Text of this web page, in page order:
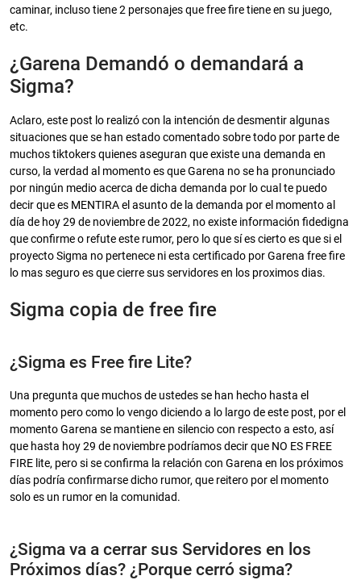
caminar, incluso tiene 2 personajes que free fire tiene en su juego,
etc.
¿Garena Demandó o demandará a
Sigma?
Aclaro, este post lo realizó con la intención de desmentir algunas
situaciones que se han estado comentado sobre todo por parte de
muchos tiktokers quienes aseguran que existe una demanda en
curso, la verdad al momento es que Garena no se ha pronunciado
por ningún medio acerca de dicha demanda por lo cual te puedo
decir que es MENTIRA el asunto de la demanda por el momento al
día de hoy 29 de noviembre de 2022, no existe información fidedigna
que confirme o refute este rumor, pero lo que sí es cierto es que si el
proyecto Sigma no pertenece ni esta certificado por Garena free fire
lo mas seguro es que cierre sus servidores en los proximos dias.
Sigma copia de free fire
¿Sigma es Free fire Lite?
Una pregunta que muchos de ustedes se han hecho hasta el
momento pero como lo vengo diciendo a lo largo de este post, por el
momento Garena se mantiene en silencio con respecto a esto, así
que hasta hoy 29 de noviembre podríamos decir que NO ES FREE
FIRE lite, pero si se confirma la relación con Garena en los próximos
días podría confirmarse dicho rumor, que reitero por el momento
solo es un rumor en la comunidad.
¿Sigma va a cerrar sus Servidores en los
Próximos días? ¿Porque cerró sigma?